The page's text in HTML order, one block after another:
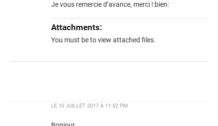
Je vous remercie d’avance, merci !:bien:
Attachments:
You must beto view attached files.
LE 10 JUILLET 2017 À 11:52 PM